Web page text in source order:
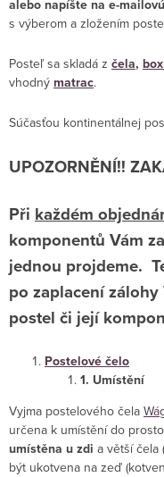
alebo napíšte na e-
s výberom a zložením
Posteľ sa skladá z čela,
vhodný matrac.
Súčasťou kontinentálnej
UPOZORNĚNÍ!!
Při každém
komponentů Vám
jednou projdeme.
po zaplacení
postel či její
Postelové čelo
1. Umístění
Vyjma postelového čela
určena k umístění do
umístěna u zdi a větší čela
být ukotvena na zeď